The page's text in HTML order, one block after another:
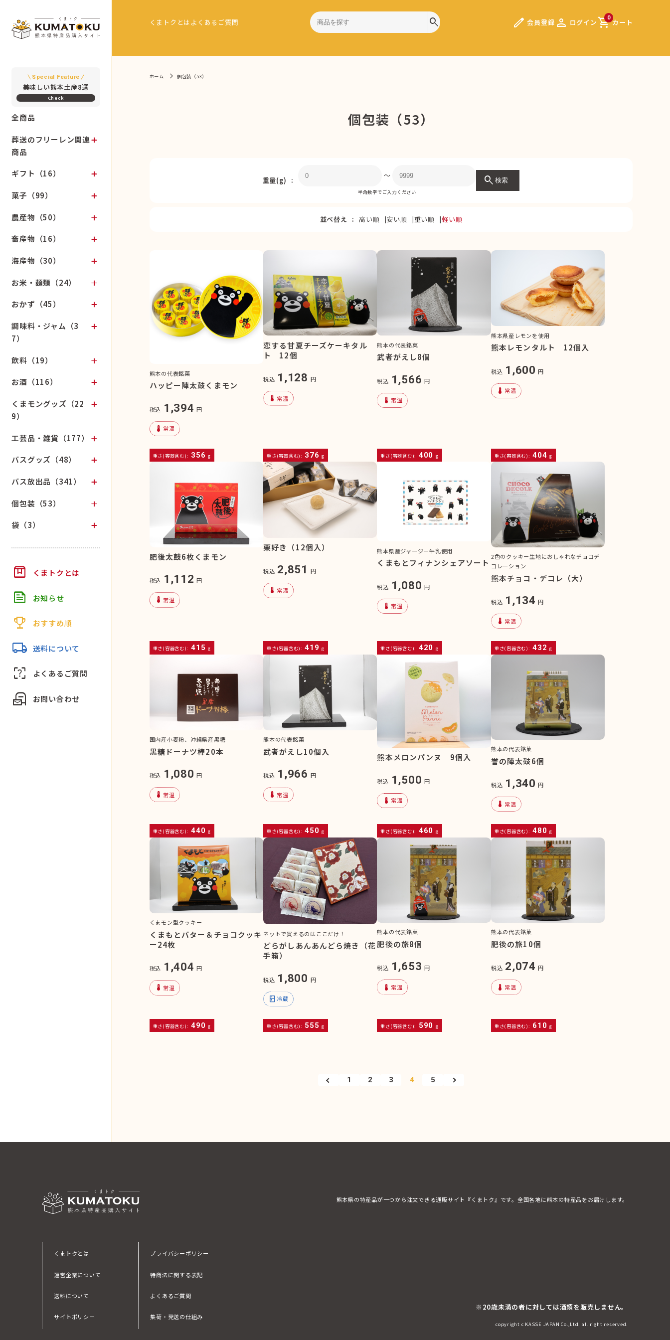
Special Feature
美味しい熊本土産8選
全商品
葬送のフリーレン関連
商品
ギフト（16）
菓子（99）
農産物（50）
畜産物（16）
海産物（30）
お米・麺類（24）
おかず（45）
調味料・ジャム（3
7）
飲料（19）
お酒（116）
くまモングッズ（22
9）
工芸品・雑貨（177）
バスグッズ（48）
バス放出品（341）
個包装（53）
袋（3）
box くまトクとは
feed お知らせ
trophy おすすめ順
local_shipping 送料について
indeterminate_question_box よくあるご質問
local_post_office お問い合わせ
くまトクとは よくあるご質問 search edit 会員登録 person ログイン 0
shopping_cartカート
ホーム 個包装（53）
個包装（53）
重量(g)
〜
半角数字でご入力ください
search 検索
並べ替え 高い順 安い順 重い順 軽い順
熊本の代表銘菓
ハッピー陣太鼓くまモン
税込 1,394 円
device_thermostat 常温
重さ(容器含む): 356 g
恋する甘夏チーズケーキタル
ト 12個
税込 1,128 円
device_thermostat 常温
重さ(容器含む): 376 g
熊本の代表銘菓
武者がえし8個
税込 1,566 円
device_thermostat 常温
重さ(容器含む): 400 g
熊本県産レモンを使用
熊本レモンタルト 12個入
税込 1,600 円
device_thermostat 常温
重さ(容器含む): 404 g
肥後太鼓6枚くまモン
税込 1,112 円
device_thermostat 常温
重さ(容器含む): 415 g
栗好き（12個入）
税込 2,851 円
device_thermostat 常温
重さ(容器含む): 419 g
熊本県産ジャージー牛乳使用
くまもとフィナンシェアソート
税込 1,080 円
device_thermostat 常温
重さ(容器含む): 420 g
2色のクッキー生地におしゃれなチョコデ
コレーション
熊本チョコ・デコレ（大）
税込 1,134 円
device_thermostat 常温
重さ(容器含む): 432 g
国内産小麦粉、沖縄県産黒糖
黒糖ドーナツ棒20本
税込 1,080 円
device_thermostat 常温
重さ(容器含む): 440 g
熊本の代表銘菓
武者がえし10個入
税込 1,966 円
device_thermostat 常温
重さ(容器含む): 450 g
熊本メロンパンヌ 9個入
税込 1,500 円
device_thermostat 常温
重さ(容器含む): 460 g
熊本の代表銘菓
誉の陣太鼓6個
税込 1,340 円
device_thermostat 常温
重さ(容器含む): 480 g
くまモン型クッキー
くまもとバター＆チョコクッキ
ー24枚
税込 1,404 円
device_thermostat 常温
重さ(容器含む): 490 g
ネットで買えるのはここだけ！
どらがしあんあんどら焼き（花
手箱）
税込 1,800 円
kitchen冷蔵
重さ(容器含む): 555 g
熊本の代表銘菓
肥後の旅8個
税込 1,653 円
device_thermostat 常温
重さ(容器含む): 590 g
熊本の代表銘菓
肥後の旅10個
税込 2,074 円
device_thermostat 常温
重さ(容器含む): 610 g
1 2 3 4 5
熊本県の特産品が一つから注文できる通販サイト『くまトク』です。全国各地に熊本の特産品をお届けします。
くまトクとは
運営企業について
送料について
サイトポリシー
プライバシーポリシー
特商法に関する表記
よくあるご質問
集荷・発送の仕組み
※20歳未満の者に対しては酒類を販売しません。
copyright c KASSE JAPAN Co.,Ltd. all right reserved.